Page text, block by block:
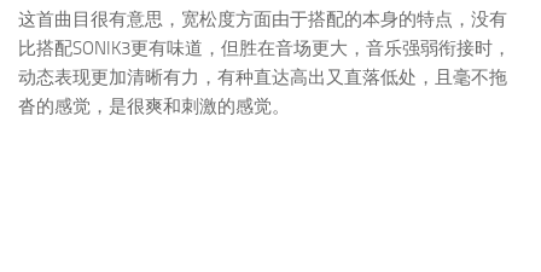
这首曲目很有意思，宽松度方面由于搭配的本身的特点，没有
比搭配SONIK3更有味道，但胜在音场更大，音乐强弱衔接时，
动态表现更加清晰有力，有种直达高出又直落低处，且毫不拖
沓的感觉，是很爽和刺激的感觉。